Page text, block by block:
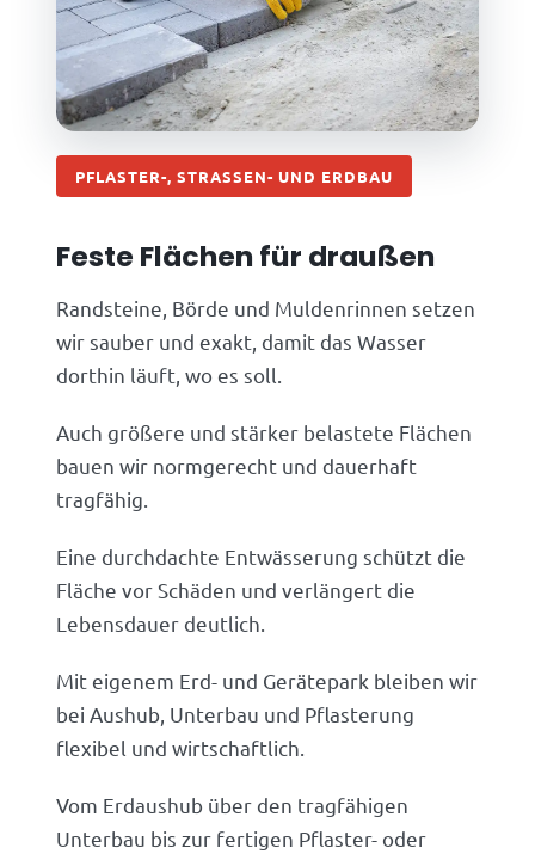
PFLASTER-, STRASSEN- UND ERDBAU
Feste Flächen für draußen
Randsteine, Börde und Muldenrinnen setzen
wir sauber und exakt, damit das Wasser
dorthin läuft, wo es soll.
Auch größere und stärker belastete Flächen
bauen wir normgerecht und dauerhaft
tragfähig.
Eine durchdachte Entwässerung schützt die
Fläche vor Schäden und verlängert die
Lebensdauer deutlich.
Mit eigenem Erd- und Gerätepark bleiben wir
bei Aushub, Unterbau und Pflasterung
flexibel und wirtschaftlich.
Vom Erdaushub über den tragfähigen
Unterbau bis zur fertigen Pflaster- oder